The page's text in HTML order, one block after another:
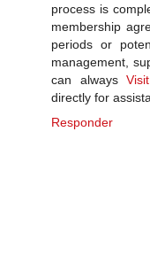
process is
membership
periods or
management,
can always
directly for
Responder